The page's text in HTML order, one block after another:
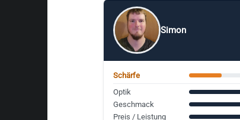
Simon
Schärfe
Optik
Geschmack
Preis / Leistung